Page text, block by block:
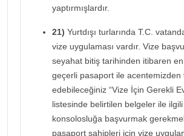
yaptırmışlardır.
21) Yurtdışı turlarında T.C.
vize uygulaması vardır. Vize
seyahat bitiş tarihinden itibaren
geçerli pasaport ile acentemizden
edebileceğiniz “Vize İçin Gerekli
listesinde belirtilen belgeler ile ilgili
konsolosluğa başvurmak
pasaport sahipleri için vize